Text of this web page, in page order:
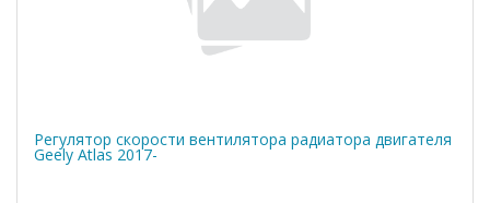
Регулятор скорости вентилятора радиатора двигателя
Geely Atlas 2017-